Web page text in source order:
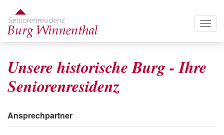
zum
Inhalt
Unsere historische Burg - Ihre
Seniorenresidenz
Ansprechpartner